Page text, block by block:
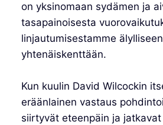
on yksinomaan sydämen ja
tasapainoisesta
linjautumisestamme älylliseen
yhtenäiskenttään.
Kun kuulin David Wilcockin
eräänlainen vastaus
siirtyvät eteenpäin ja